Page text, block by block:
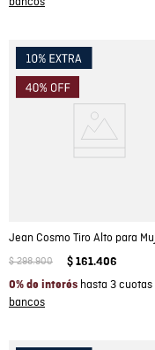
$ 298.900 $ 161.406
0% de interés hasta 3 cuotas